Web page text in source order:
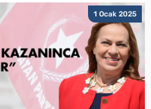
1 Ocak 2025